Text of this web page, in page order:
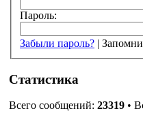
Пароль:
Забыли пароль? |
Статистика
Всего сообщений: 23319 •